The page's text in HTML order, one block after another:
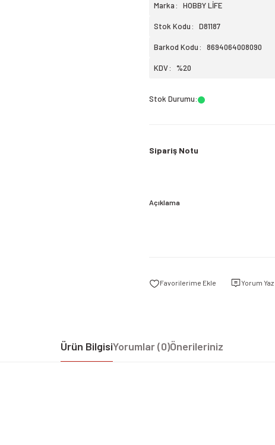
Marka HOBBY LİFE
Stok Kodu D81187
Barkod Kodu 8694064008090
KDV %20
Stok Durumu:
Sipariş Notu
Açıklama
Yorum Yaz
Ürün BilgisiYorumlar (0)Önerileriniz